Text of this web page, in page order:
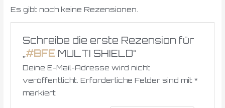
Es gibt noch keine Rezensionen.
Schreibe die erste Rezension für
„#BFEMULTI SHIELD“
Deine E-Mail-Adresse wird nicht
veröffentlicht. Erforderliche Felder sind mit *
markiert